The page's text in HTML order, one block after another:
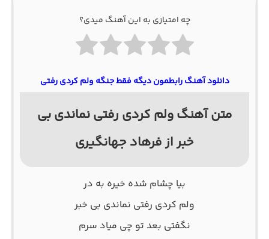
چه امتیازی به این آهنگ میدی؟
دانلود آهنگ رابطمون دیگه فقط جنگه ولم کردی رفتی
متن آهنگ ولم کردی رفتی نماندی بی
خبر از فرهاد جهانگیری
بیا چشام شده خیره به در
ولم کردی رفتی نماندی بی خبر
نگفتی بعد تو چی میاد سرم